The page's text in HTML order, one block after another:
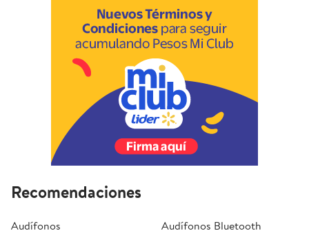
Recomendaciones
Audífonos
Audífonos Bluetooth